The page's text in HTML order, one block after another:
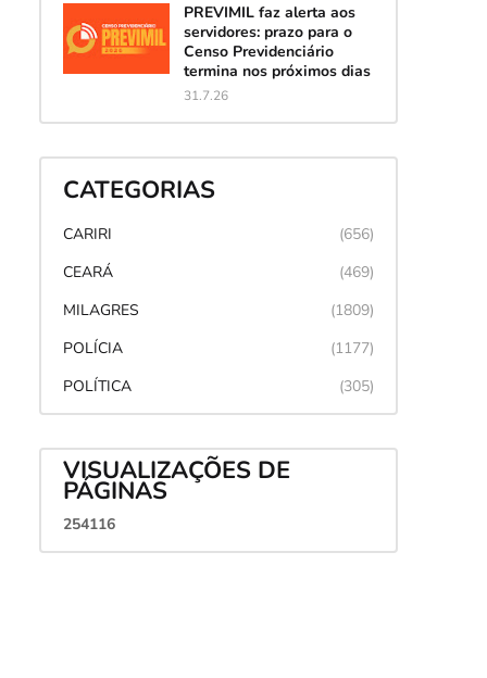
PREVIMIL faz alerta aos
servidores: prazo para o
Censo Previdenciário
termina nos próximos dias
31.7.26
CATEGORIAS
CARIRI
(656)
CEARÁ
(469)
MILAGRES
(1809)
POLÍCIA
(1177)
POLÍTICA
(305)
VISUALIZAÇÕES DE
PÁGINAS
254116